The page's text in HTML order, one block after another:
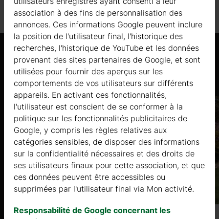
Produits similaires
association à des fins de personnalisation des
annonces. Ces informations Google peuvent inclure
la position de l'utilisateur final, l'historique des
recherches, l'historique de YouTube et les données
provenant des sites partenaires de Google, et sont
utilisées pour fournir des aperçus sur les
comportements de vos utilisateurs sur différents
appareils. En activant ces fonctionnalités,
l'utilisateur est conscient de se conformer à la
politique sur les fonctionnalités publicitaires de
Google, y compris les règles relatives aux
catégories sensibles, de disposer des informations
sur la confidentialité nécessaires et des droits de
ses utilisateurs finaux pour cette association, et que
ces données peuvent être accessibles ou
supprimées par l'utilisateur final via Mon activité.
Responsabilité de Google concernant les